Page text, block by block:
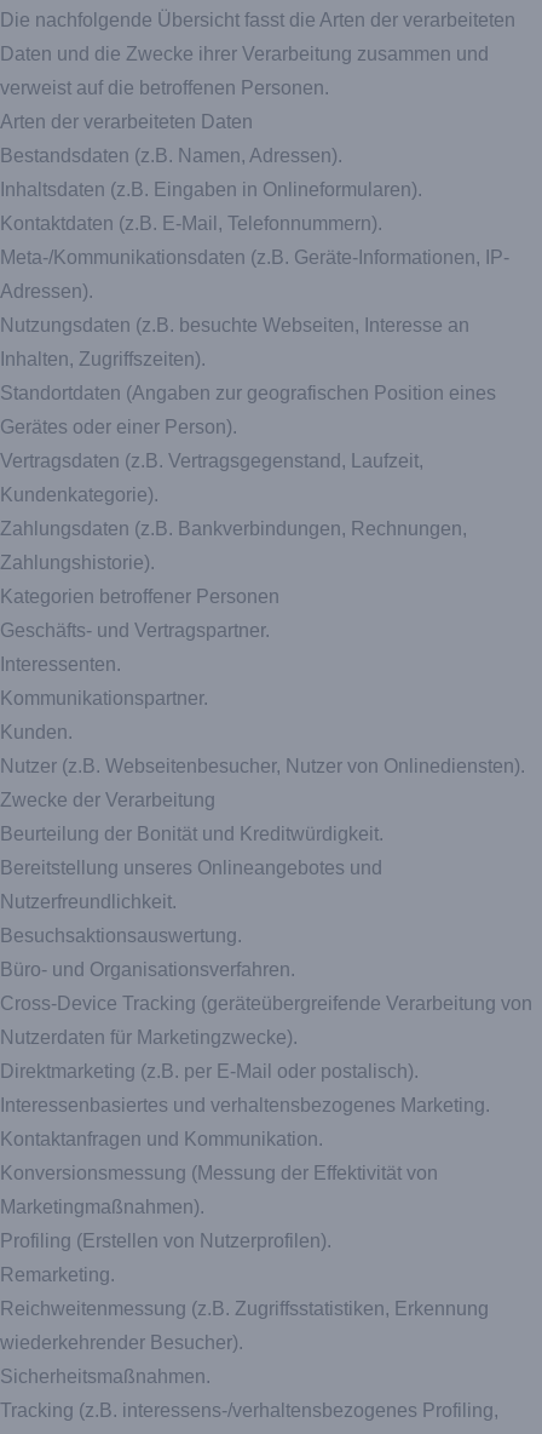
Die nachfolgende Übersicht fasst die Arten der verarbeiteten
Daten und die Zwecke ihrer Verarbeitung zusammen und
verweist auf die betroffenen Personen.
Arten der verarbeiteten Daten
Bestandsdaten (z.B. Namen, Adressen).
Inhaltsdaten (z.B. Eingaben in Onlineformularen).
Kontaktdaten (z.B. E-Mail, Telefonnummern).
Meta-/Kommunikationsdaten (z.B. Geräte-Informationen, IP-
Adressen).
Nutzungsdaten (z.B. besuchte Webseiten, Interesse an
Inhalten, Zugriffszeiten).
Standortdaten (Angaben zur geografischen Position eines
Gerätes oder einer Person).
Vertragsdaten (z.B. Vertragsgegenstand, Laufzeit,
Kundenkategorie).
Zahlungsdaten (z.B. Bankverbindungen, Rechnungen,
Zahlungshistorie).
Kategorien betroffener Personen
Geschäfts- und Vertragspartner.
Interessenten.
Kommunikationspartner.
Kunden.
Nutzer (z.B. Webseitenbesucher, Nutzer von Onlinediensten).
Zwecke der Verarbeitung
Beurteilung der Bonität und Kreditwürdigkeit.
Bereitstellung unseres Onlineangebotes und
Nutzerfreundlichkeit.
Besuchsaktionsauswertung.
Büro- und Organisationsverfahren.
Cross-Device Tracking (geräteübergreifende Verarbeitung von
Nutzerdaten für Marketingzwecke).
Direktmarketing (z.B. per E-Mail oder postalisch).
Interessenbasiertes und verhaltensbezogenes Marketing.
Kontaktanfragen und Kommunikation.
Konversionsmessung (Messung der Effektivität von
Marketingmaßnahmen).
Profiling (Erstellen von Nutzerprofilen).
Remarketing.
Reichweitenmessung (z.B. Zugriffsstatistiken, Erkennung
wiederkehrender Besucher).
Sicherheitsmaßnahmen.
Tracking (z.B. interessens-/verhaltensbezogenes Profiling,